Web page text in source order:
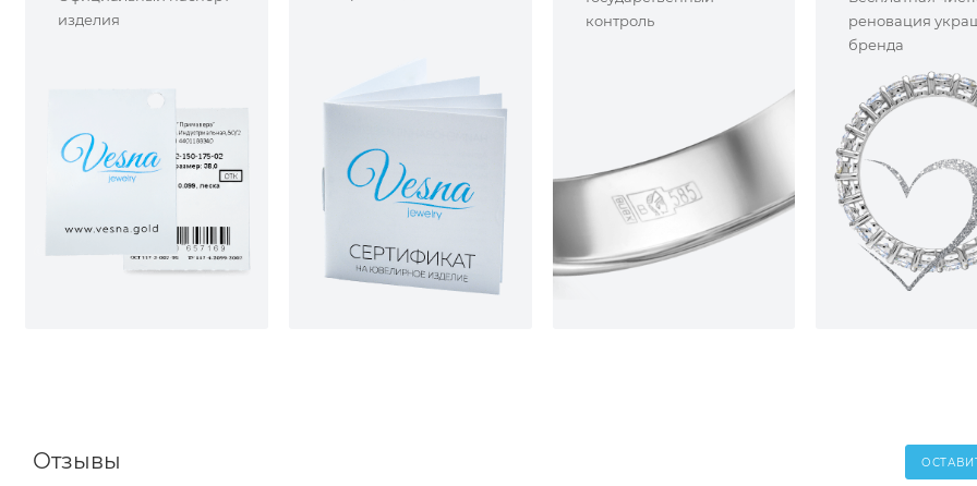
изделия
контроль
реновация
бренда
Отзывы